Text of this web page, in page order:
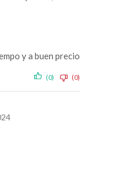
y a buen precio
(0) (0)